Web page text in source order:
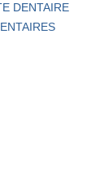
DENTAIRE